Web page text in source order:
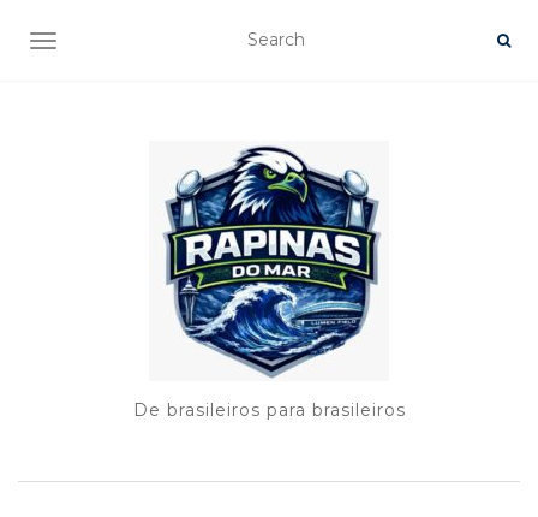
TOGGLE NAVIGATION
De brasileiros para brasileiros